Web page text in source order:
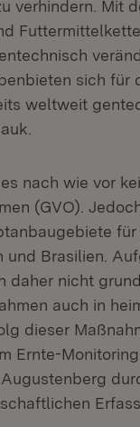
verhindern. Mit
sich für
weltweit
nach wie vor
(GVO).
und Brasilien.
daher nicht
auch in
dieser
Ernte-